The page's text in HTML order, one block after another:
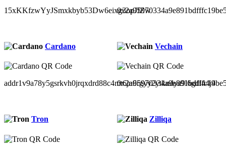
15xKKfzwYyJSmxkbyb53Dw6eixg3opJfZw
Cardano
addr1v9a78y5gsrkvh0jrqxdrd88c4mt6jn6rgyy2ytkndya9l6gdl44j4
Vechain
Tron Zilliqa